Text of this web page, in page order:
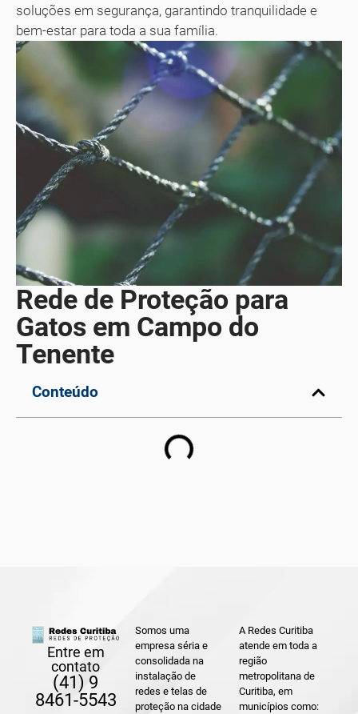
soluções em segurança, garantindo tranquilidade e
bem-estar para toda a sua família.
Rede de Proteção para
Gatos em Campo do
Tenente
Conteúdo
Entre em
contato
(41) 9
8461-5543
Somos uma
empresa séria e
consolidada na
instalação de
redes e telas de
proteção na cidade
A Redes Curitiba
atende em toda a
região
metropolitana de
Curitiba, em
municípios como: